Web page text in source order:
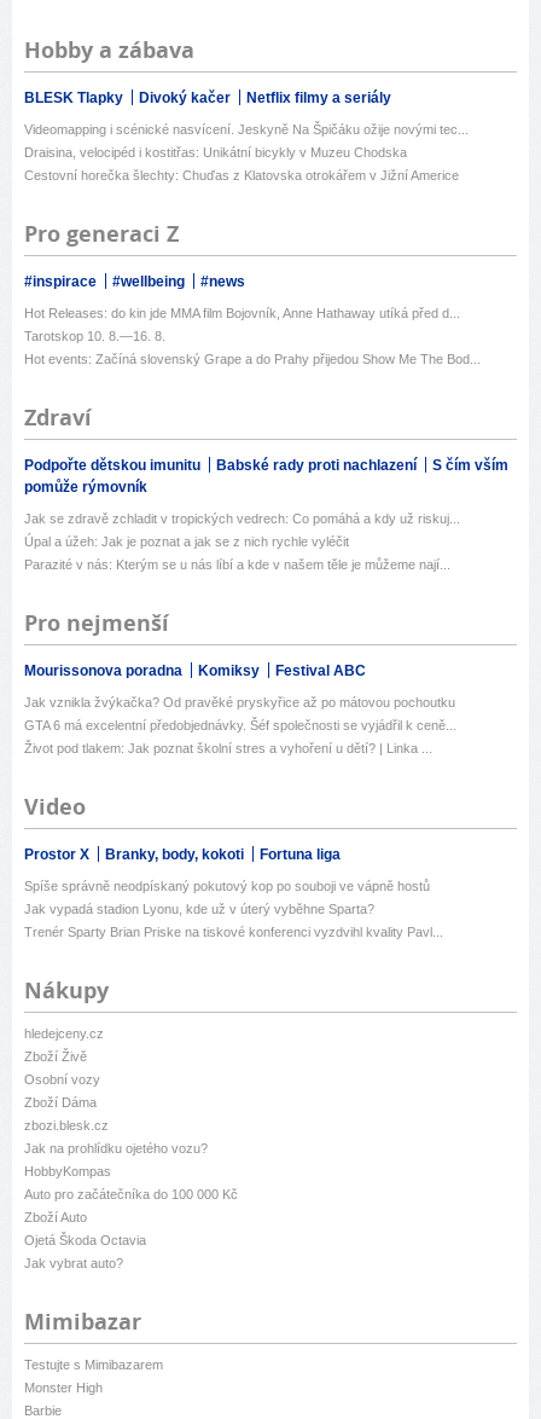
Hobby a zábava
BLESK Tlapky Divoký kačer Netflix filmy a seriály
Videomapping i scénické nasvícení. Jeskyně Na Špičáku ožije novými tec...
Draisina, velocipéd i kostitřas: Unikátní bicykly v Muzeu Chodska
Cestovní horečka šlechty: Chuďas z Klatovska otrokářem v Jižní Americe
Pro generaci Z
#inspirace #wellbeing #news
Hot Releases: do kin jde MMA film Bojovník, Anne Hathaway utíká před d...
Tarotskop 10. 8.—16. 8.
Hot events: Začíná slovenský Grape a do Prahy přijedou Show Me The Bod...
Zdraví
Podpořte dětskou imunitu Babské rady proti nachlazení
S čím vším
pomůže rýmovník
Jak se zdravě zchladit v tropických vedrech: Co pomáhá a kdy už riskuj...
Úpal a úžeh: Jak je poznat a jak se z nich rychle vyléčit
Parazité v nás: Kterým se u nás líbí a kde v našem těle je můžeme nají...
Pro nejmenší
Mourissonova poradna Komiksy Festival ABC
Jak vznikla žvýkačka? Od pravěké pryskyřice až po mátovou pochoutku
GTA 6 má excelentní předobjednávky. Šéf společnosti se vyjádřil k ceně...
Život pod tlakem: Jak poznat školní stres a vyhoření u dětí? | Linka ...
Video
Prostor X Branky, body, kokoti Fortuna liga
Spíše správně neodpískaný pokutový kop po souboji ve vápně hostů
Jak vypadá stadion Lyonu, kde už v úterý vyběhne Sparta?
Trenér Sparty Brian Priske na tiskové konferenci vyzdvihl kvality Pavl...
Nákupy
hledejceny.cz
Zboží Živě
Osobní vozy
Zboží Dáma
zbozi.blesk.cz
Jak na prohlídku ojetého vozu?
HobbyKompas
Auto pro začátečníka do 100 000 Kč
Zboží Auto
Ojetá Škoda Octavia
Jak vybrat auto?
Mimibazar
Testujte s Mimibazarem
Monster High
Barbie